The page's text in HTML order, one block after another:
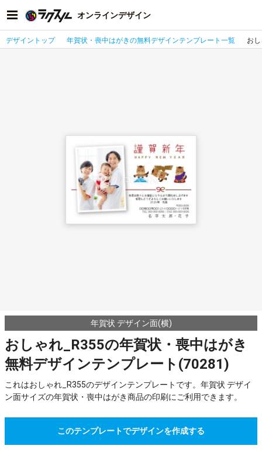
オンラインデザイン
デザイントップ 年賀状・喪中はがきの無料デザインテンプレート一覧 お
年賀状 デザイン面(横)
おしゃれ_R355の年賀状・喪中はがき
無料デザインテンプレート(70281)
これはおしゃれ_R355のデザインテンプレートです。年賀状 デザイ
ン面サイズの年賀状・喪中はがき商品の印刷にご利用できます。
このテンプレートでデザインを作成する